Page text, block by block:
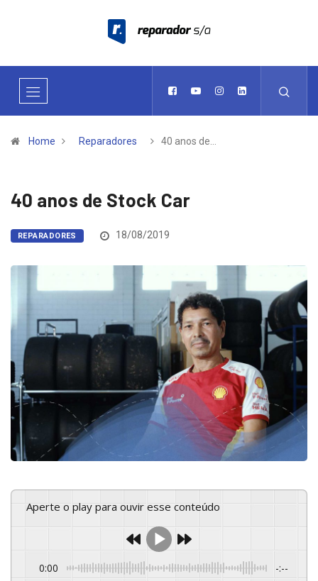
Home Reparadores 40 anos de…
40 anos de Stock Car
REPARADORES 18/08/2019
Aperte o play para ouvir esse conteúdo
0:00 -:--